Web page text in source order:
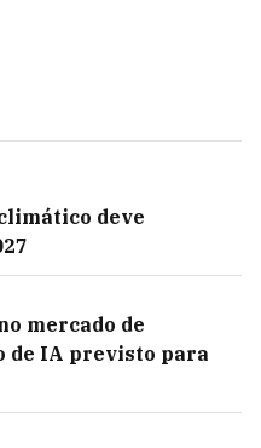
deve
mercado de
de IA previsto para